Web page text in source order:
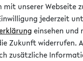
unserer Webseite
jederzeit
einsehen und
Zukunft widerrufen.
zusätzliche